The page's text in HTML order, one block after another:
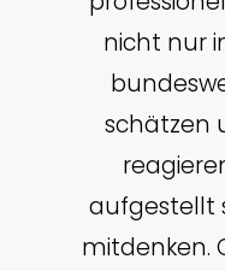
nicht nur
schätzen
aufgestellt
mitdenken.